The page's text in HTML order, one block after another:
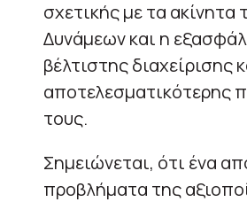
σχετικής με τα
Δυνάμεων και η
βέλτιστης διαχείρισης
αποτελεσματικότερης
τους.
Σημειώνεται, ότι ένα
προβλήματα της